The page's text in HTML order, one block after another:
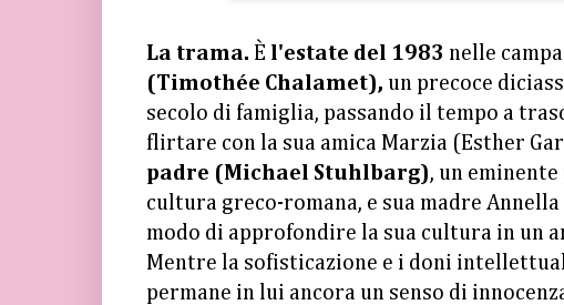
La trama. È l'estate del 1983 nelle
(Timothée Chalamet), un precoce
secolo di famiglia, passando il tempo a
flirtare con la sua amica Marzia (Esther
padre (Michael Stuhlbarg), un
cultura greco-romana, e sua madre
modo di approfondire la sua cultura in un
Mentre la sofisticazione e i doni
permane in lui ancora un senso di